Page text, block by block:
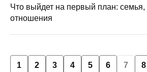
Что выйдет на первый план: семья,
отношения
1 2 3 4 5 6 7 8